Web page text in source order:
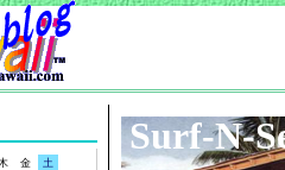
金
土
Surf-N-